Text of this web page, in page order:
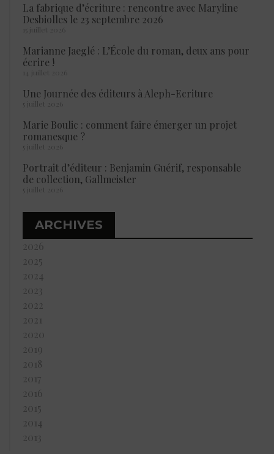
La fabrique d’écriture : rencontre avec Maryline
Desbiolles le 23 septembre 2026
15 juillet 2026
Marianne Jaeglé : L’École du roman, deux ans pour
écrire !
14 juillet 2026
Une Journée des éditeurs à Aleph-Ecriture
5 juillet 2026
Marie Boulic : comment faire émerger un projet
romanesque ?
5 juillet 2026
Portrait d’éditeur : Benjamin Guérif, responsable
de collection, Gallmeister
5 juillet 2026
ARCHIVES
2026
2025
2024
2023
2022
2021
2020
2019
2018
2017
2016
2015
2014
2013